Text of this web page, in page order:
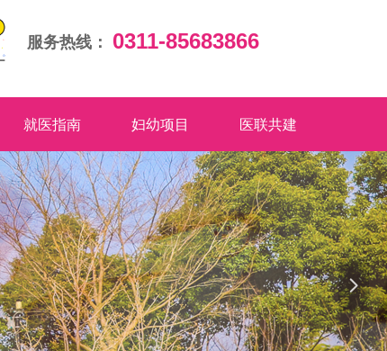
服务热线： 0311-85683866
넲
就医指南 妇幼项目 医联共建